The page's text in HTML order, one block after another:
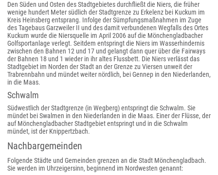
Den Süden und Osten des Stadtgebietes durchfließt die Niers, die früher
wenige hundert Meter südlich der Stadtgrenze zu Erkelenz bei Kuckum im
Kreis Heinsberg entsprang. Infolge der Sümpfungsmaßnahmen im Zuge
des Tagebaus Garzweiler II und des damit verbundenen Wegfalls des Ortes
Kuckum wurde die Niersquelle im April 2006 auf die Mönchengladbacher
Golfsportanlage verlegt. Seitdem entspringt die Niers im Wasserhindernis
zwischen den Bahnen 12 und 17 und gelangt dann quer über die Fairways
der Bahnen 18 und 1 wieder in ihr altes Flussbett. Die Niers verlässt das
Stadtgebiet im Norden der Stadt an der Grenze zu Viersen unweit der
Trabrennbahn und mündet weiter nördlich, bei Gennep in den Niederlanden,
in die Maas.
Schwalm
Südwestlich der Stadtgrenze (in Wegberg) entspringt die Schwalm. Sie
mündet bei Swalmen in den Niederlanden in die Maas. Einer der Flüsse, der
auf Mönchengladbacher Stadtgebiet entspringt und in die Schwalm
mündet, ist der Knippertzbach.
Nachbargemeinden
Folgende Städte und Gemeinden grenzen an die Stadt Mönchengladbach.
Sie werden im Uhrzeigersinn, beginnend im Nordwesten genannt: